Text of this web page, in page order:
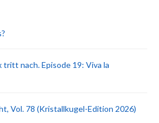
tritt nach. Episode 19: Viva la
Vol. 78 (Kristallkugel-Edition 2026)